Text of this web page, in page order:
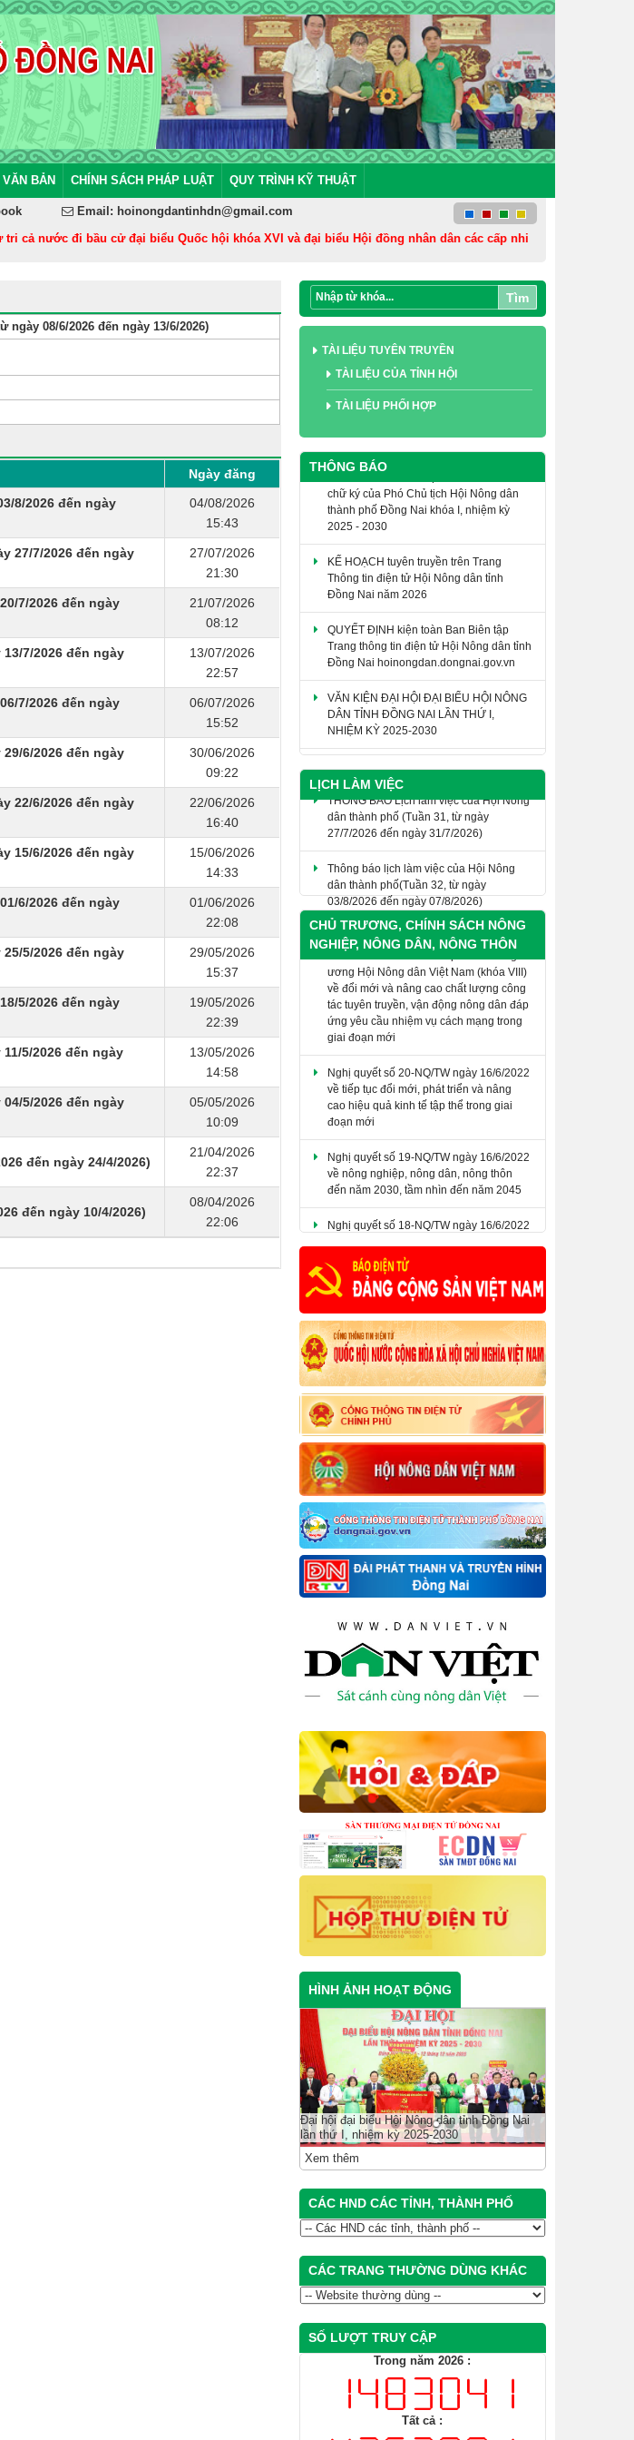
BẢN CHÍNH SÁCH PHÁP LUẬT QUY TRÌNH KỸ THUẬT
Email: hoinongdantinhdn@gmail.com
cả nước đi bầu cử đại biểu Quốc hội khóa XVI và đại biểu Hội đồng nhân dân các cấp nhiệm kỳ 2026 - 2031
Tìm
08/6/2026 đến ngày 13/6/2026)
Ngày đăng
8/2026 đến ngày
04/08/2026
15:43
27/7/2026 đến ngày
27/07/2026
21:30
7/2026 đến ngày
21/07/2026
08:12
7/2026 đến ngày
13/07/2026
22:57
7/2026 đến ngày
06/07/2026
15:52
6/2026 đến ngày
30/06/2026
09:22
22/6/2026 đến ngày
22/06/2026
16:40
15/6/2026 đến ngày
15/06/2026
14:33
6/2026 đến ngày
01/06/2026
22:08
5/2026 đến ngày
29/05/2026
15:37
5/2026 đến ngày
19/05/2026
22:39
5/2026 đến ngày
13/05/2026
14:58
5/2026 đến ngày
05/05/2026
10:09
đến ngày 24/4/2026)
21/04/2026
22:37
đến ngày 10/4/2026)
08/04/2026
22:06
TÀI LIỆU TUYÊN TRUYỀN
TÀI LIỆU CỦA TỈNH HỘI
TÀI LIỆU PHỐI HỢP
THÔNG BÁO
THÔNG BÁO Giới thiệu chức danh và
chữ ký của Phó Chủ tịch Hội Nông dân
thành phố Đồng Nai khóa I, nhiệm kỳ
2025 - 2030
Thông tin điện tử Hội Nông dân tỉnh
Đồng Nai năm 2026
Trang thông tin điện tử Hội Nông dân tỉnh
Đồng Nai hoinongdan.dongnai.gov.vn
DÂN TỈNH ĐỒNG NAI LẦN THỨ I,
NHIỆM KỲ 2025-2030
SỔ TAY CÔNG TÁC HỘI NÔNG DÂN
LỊCH LÀM VIỆC
THÔNG BÁO Lịch làm việc của Hội Nông
dân thành phố (Tuần 31, từ ngày
27/7/2026 đến ngày 31/7/2026)
dân thành phố(Tuần 32, từ ngày
03/8/2026 đến ngày 07/8/2026)
CHỦ TRƯƠNG, CHÍNH SÁCH NÔNG
NGHIỆP, NÔNG DÂN, NÔNG THÔN
​Nghị quyết số 07-NQ/HNDTW ngày
05/02/2025 của Ban Chấp hành Trung
ương Hội Nông dân Việt Nam (khóa VIII)
về đổi mới và nâng cao chất lượng công
tác tuyên truyền, vận động nông dân đáp
ứng yêu cầu nhiệm vụ cách mạng trong
giai đoạn mới
Nghị quyết số 20-NQ/TW ngày 16/6/2022
về tiếp tục đổi mới, phát triển và nâng
cao hiệu quả kinh tế tập thể trong giai
đoạn mới
Nghị quyết số 19-NQ/TW ngày 16/6/2022
về nông nghiệp, nông dân, nông thôn
đến năm 2030, tầm nhìn đến năm 2045
Nghị quyết số 18-NQ/TW ngày 16/6/2022
về tiếp tục đổi mới, hoàn thiện thể chế,
quản lý và sử dụng đất, tạo động lực đưa
nước ta trở thành nước phát triển có thu
nhập cao.
Kế hoạch phát triển nông nghiệp ứng
dụng công nghệ cao, nông nghiệp theo
hướng hữu cơ gắn với công nghiệp chế
biến và thị trường tiêu thụ sản phẩm trên
địa bàn tỉnh Đồng Nai đến năm 2025
HÌNH ẢNH HOẠT ĐỘNG
Đại hội đại biểu Hội Nông dân tỉnh Đồng Nai
lần thứ I, nhiệm kỳ 2025-2030
Xem thêm
CÁC HND CÁC TỈNH, THÀNH PHỐ
CÁC TRANG THƯỜNG DÙNG KHÁC
SỐ LƯỢT TRUY CẬP
Trong năm 2026 :
Tất cả :